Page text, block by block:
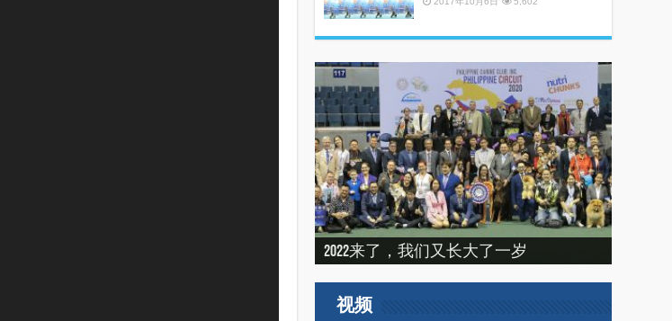
2022来了，我们又长大了一岁
建设专栏-2020年的冬天，俺们东北那场
比赛
“震”撼之旅——2019印尼犬展之行
（INDONEISA WINNER SHOW 2019）
建设专栏-2019刚过一半，但是好像已经
结束了。
2019美国143届西敏寺犬展随笔（三）
视频